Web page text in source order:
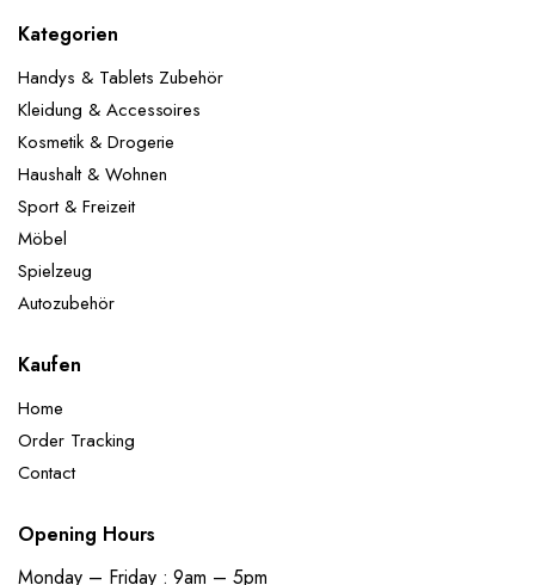
Kategorien
Handys & Tablets Zubehör
Kleidung & Accessoires
Kosmetik & Drogerie
Haushalt & Wohnen
Sport & Freizeit
Möbel
Spielzeug
Autozubehör
Kaufen
Home
Order Tracking
Contact
Opening Hours
Monday – Friday : 9am – 5pm